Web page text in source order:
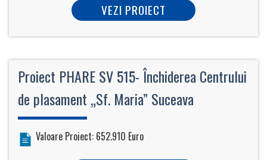
VEZI PROIECT
Proiect PHARE SV 515- Închiderea Centrului
de plasament „Sf. Maria” Suceava
Valoare Proiect: 652.910 Euro